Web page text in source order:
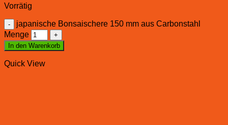
Vorrätig
japanische Bonsaischere 150 mm aus Carbonstahl
Menge
In den Warenkorb
Quick View